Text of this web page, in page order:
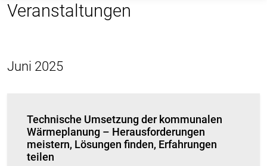
Veranstaltungen
Juni 2025
Technische Umsetzung der kommunalen
Wärmeplanung – Herausforderungen
meistern, Lösungen finden, Erfahrungen
teilen